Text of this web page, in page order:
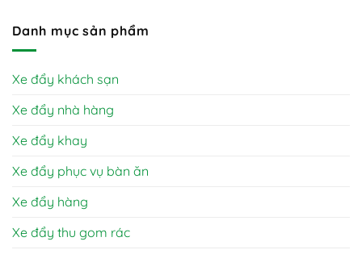
Danh mục sản phẩm
Xe đẩy khách sạn
Xe đẩy nhà hàng
Xe đẩy khay
Xe đẩy phục vụ bàn ăn
Xe đẩy hàng
Xe đẩy thu gom rác